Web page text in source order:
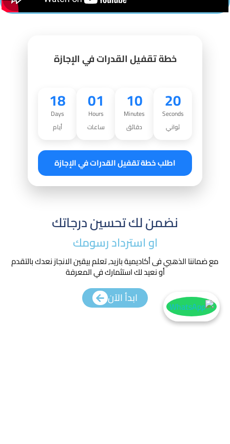
خطة تقفيل القدرات في الإجازة
18
Days
أيام
01
Hours
ساعات
10
Minutes
دقائق
18
Seconds
ثواني
اطلب خطة تقفيل القدرات في الإجازة
نضمن لك تحسين درجاتك
او استرداد رسومك​
مع ضماننا الذهبي فى أكاديمية بازيد, تعلم بيقين الانجاز نعدك بالتقدم
أو نعيد لك استثمارك في المعرفة
ابدأ الآن